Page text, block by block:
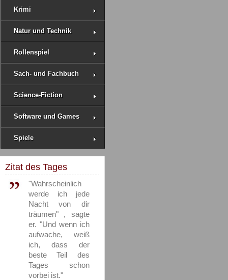
Krimi
Natur und Technik
Rollenspiel
Sach- und Fachbuch
Science-Fiction
Software und Games
Spiele
Zitat des Tages
"Wahrscheinlich
werde ich jede
Nacht von dir
träumen" , sagte
er. "Und wenn ich
aufwache, weiß
ich, dass der
beste Teil des
Tages schon
vorbei ist."